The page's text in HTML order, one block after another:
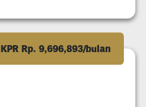
KPR Rp. 9,696,893/bulan